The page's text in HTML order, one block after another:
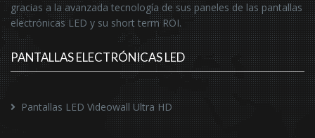
gracias a la avanzada tecnología de sus paneles de las pantallas
electrónicas LED y su short term ROI.
PANTALLAS ELECTRÓNICAS LED
Pantallas LED Videowall Ultra HD